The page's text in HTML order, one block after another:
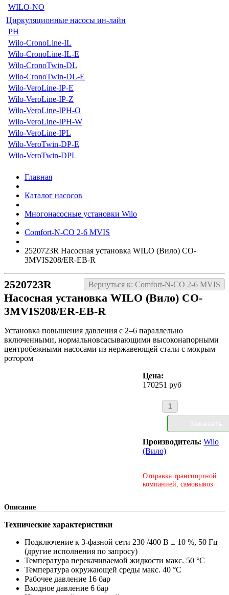
WILO-NO
Циркуляционные насосы ин-лайн
PH
Wilo-CronoLine-IL
Wilo-CronoLine-IL-E
Wilo-CronoTwin-DL
Wilo-CronoTwin-DL-E
Wilo-VeroLine-IP-E
Wilo-VeroLine-IP-Z
Wilo-VeroLine-IPH-O
Wilo-VeroLine-IPH-W
Wilo-VeroLine-IPL
Wilo-VeroTwin-DP-E
Wilo-VeroTwin-DPL
Главная
Каталог насосов
Многонасосные установки Wilo
Comfort-N-CO 2-6 MVIS
2520723R Насосная установка WILO (Вило) CO-
3MVIS208/ER-EB-R
Вернуться к: Comfort-N-CO 2-6 MVIS
2520723R
Насосная установка WILO (Вило) CO-
3MVIS208/ER-EB-R
Установка повышения давления с 2–6 параллельно
включенными, нормальновсасывающими высоконапорными
центробежными насосами из нержавеющей стали с мокрым
ротором
Цена:
170251 руб
Производитель:Wilo
(Вило)
Отправка транспортной
компанией, самовывоз.
Описание
Технические характеристики
Подключение к 3-фазной сети 230 /400 В ± 10 %, 50 Гц
(другие исполнения по запросу)
Температура перекачиваемой жидкости макс. 50 °C
Температура окружающей среды макс. 40 °C
Рабочее давление 16 бар
Входное давление 6 бар